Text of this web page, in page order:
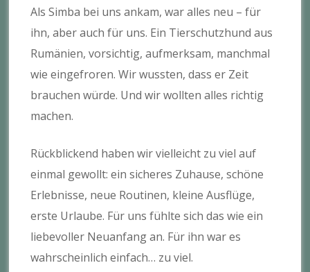
Als Simba bei uns ankam, war alles neu – für
ihn, aber auch für uns. Ein Tierschutzhund aus
Rumänien, vorsichtig, aufmerksam, manchmal
wie eingefroren. Wir wussten, dass er Zeit
brauchen würde. Und wir wollten alles richtig
machen.
Rückblickend haben wir vielleicht zu viel auf
einmal gewollt: ein sicheres Zuhause, schöne
Erlebnisse, neue Routinen, kleine Ausflüge,
erste Urlaube. Für uns fühlte sich das wie ein
liebevoller Neuanfang an. Für ihn war es
wahrscheinlich einfach… zu viel.